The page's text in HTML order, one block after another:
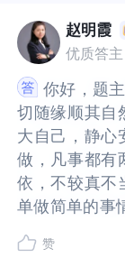
角色。你认为
情况下，有必
婆接触。哪怕
且你大概率说
的做一个丈夫
色。婚姻中的
关系。这些关
关系。就算你
键。从你的描
己和老公现在
跟公婆接触吗
减少接触，也
动你老公减少
角色，你也单
系众多，除了
会互相影响
想，你老公
述看，你老公
喜欢自己家的
腰都会希望对
孙辈，而自己
每个人一个正
生活当中，我
微的小小的表
让老公去干活
辈们不在家的
的时候，再恢
孩子的抚养问
己家的女儿，
希望对方的孩
而自己的孩子
一个正常的想
中，我们或许
小的表演一下
去干活，自己
在家的时候
候，再恢复夫
的抚养问题针
而是给自己一
可以把精力放
取悦他们，
姻成长。你不
界清晰优先级
管他们说什么
以选择不回应
里。这不是
不要接触这样
准备好，不再
而是给自己一
可以把精力放
取悦他们，
姻成长。你不
界清晰优先级
管他们说什么
以选择不回应
里。这不是
不要接触这样
准备好，不再
没有得到舒
扰，或许这就
太难了。你
也带给了你一
郁了，后面婆
重地打击到了
丈夫没有及时
成了更严重的
明了你的焦虑
疼了。你很明
下，还有必要
舒缓，再加
就是你的抑郁
自身有一定
一些不安全感
婆媳问题中公
了你的自尊心
时的安慰反而
的影响，加剧
虑不安与精神
明确的问现在
要和公婆接触
赵明霞
优质答主
你好，题
切随缘顺其自
大自己，静心
做，凡事都有
依，不较真不
单做简单的事
一无二的，各
你好，题主看了题主的问题叙述，个人观点，一
切随缘顺其自
大自己，静心
做，凡事都有
依，不较真不
单做简单的事
的，各自都有
赞